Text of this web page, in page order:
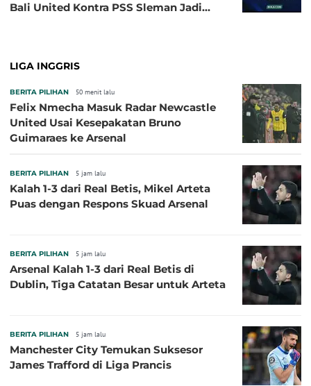
Bali United Kontra PSS Sleman Jadi
LIGA INGGRIS
BERITA PILIHAN 50 menit lalu
Felix Nmecha Masuk Radar Newcastle
United Usai Kesepakatan Bruno
Guimaraes ke Arsenal
BERITA PILIHAN 5 jam lalu
Kalah 1-3 dari Real Betis, Mikel Arteta
Puas dengan Respons Skuad Arsenal
BERITA PILIHAN 5 jam lalu
Arsenal Kalah 1-3 dari Real Betis di
Dublin, Tiga Catatan Besar untuk Arteta
BERITA PILIHAN 5 jam lalu
Manchester City Temukan Suksesor
James Trafford di Liga Prancis